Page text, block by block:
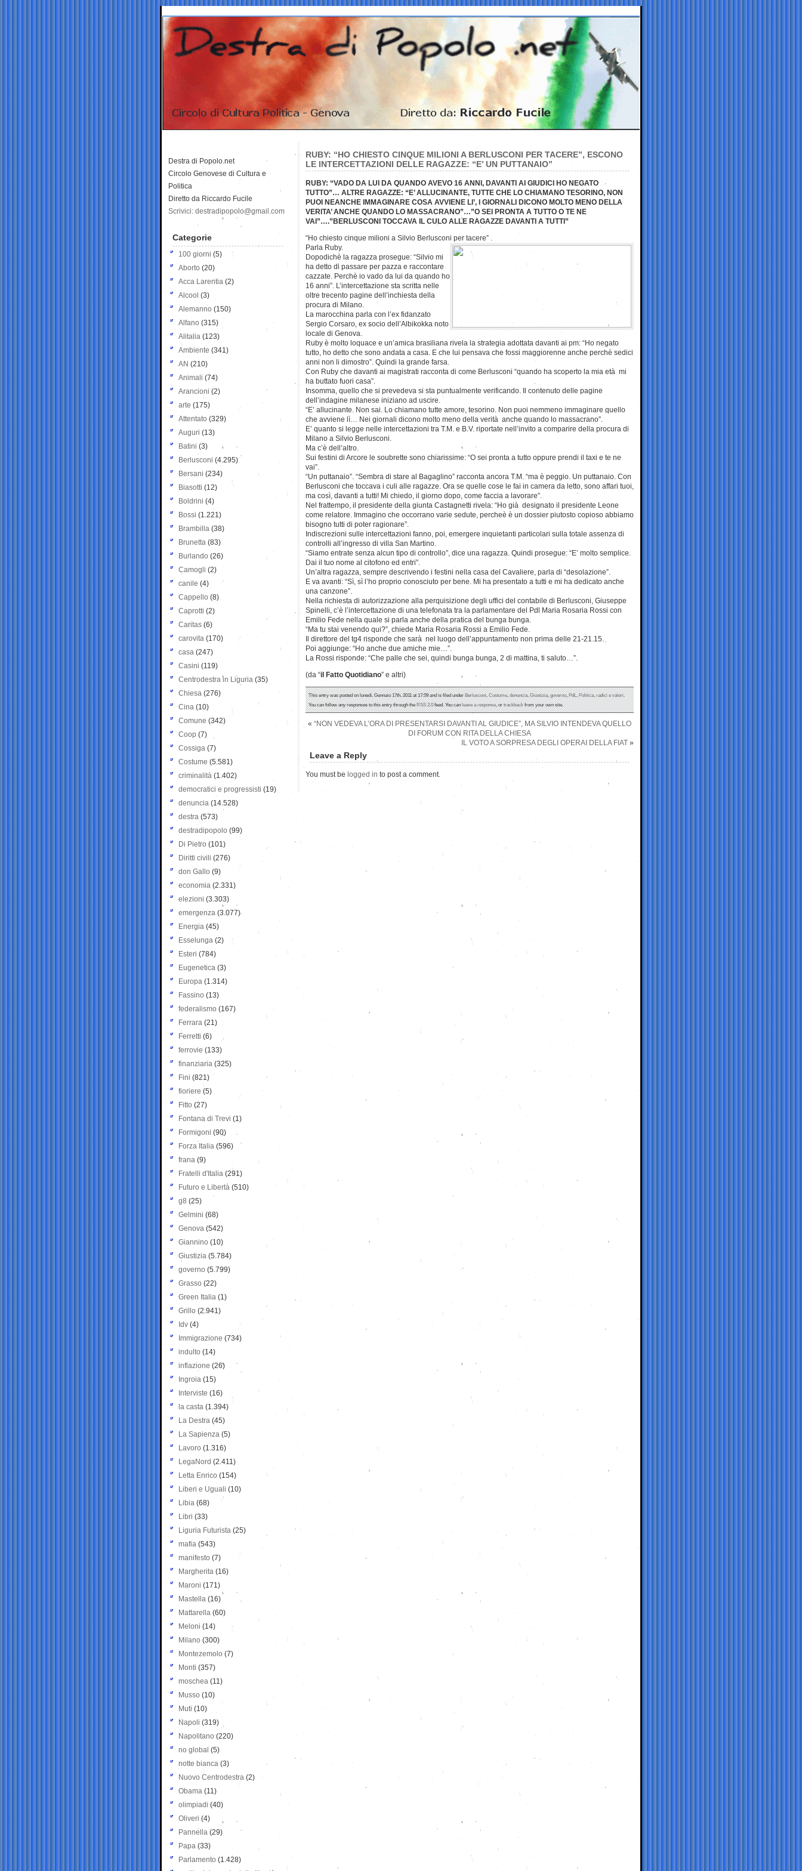
RUBY: “HO CHIESTO CINQUE MILIONI A BERLUSCONI PER TACERE”, ESCONO
LE INTERCETTAZIONI DELLE RAGAZZE: “E’ UN PUTTANAIO”
RUBY: “VADO DA LUI DA QUANDO AVEVO 16 ANNI, DAVANTI AI GIUDICI HO NEGATO
TUTTO”… ALTRE RAGAZZE: “E’ ALLUCINANTE, TUTTE CHE LO CHIAMANO TESORINO, NON
PUOI NEANCHE IMMAGINARE COSA AVVIENE LI’, I GIORNALI DICONO MOLTO MENO DELLA
VERITA’ ANCHE QUANDO LO MASSACRANO”…”O SEI PRONTA A TUTTO O TE NE
VAI”….”BERLUSCONI TOCCAVA IL CULO ALLE RAGAZZE DAVANTI A TUTTI”
“Ho chiesto cinque milioni a Silvio Berlusconi per tacere” .
Parla Ruby.
Dopodichè la ragazza prosegue: “Silvio mi
ha detto di passare per pazza e raccontare
cazzate. Perchè io vado da lui da quando ho
16 anni”. L’intercettazione sta scritta nelle
oltre trecento pagine dell’inchiesta della
procura di Milano.
La marocchina parla con l’ex fidanzato
Sergio Corsaro, ex socio dell’Albikokka noto
locale di Genova.
Ruby è molto loquace e un’amica brasiliana rivela la strategia adottata davanti ai pm: “Ho negato
tutto, ho detto che sono andata a casa. E che lui pensava che fossi maggiorenne anche perchè sedici
anni non li dimostro”. Quindi la grande farsa.
Con Ruby che davanti ai magistrati racconta di come Berlusconi “quando ha scoperto la mia età mi
ha buttato fuori casa”.
Insomma, quello che si prevedeva si sta puntualmente verificando. Il contenuto delle pagine
dell’indagine milanese iniziano ad uscire.
“E’ allucinante. Non sai. Lo chiamano tutte amore, tesorino. Non puoi nemmeno immaginare quello
che avviene lì… Nei giornali dicono molto meno della verità anche quando lo massacrano”.
E’ quanto si legge nelle intercettazioni tra T.M. e B.V. riportate nell’invito a comparire della procura di
Milano a Silvio Berlusconi.
Ma c’è dell’altro.
Sui festini di Arcore le soubrette sono chiarissime: “O sei pronta a tutto oppure prendi il taxi e te ne
vai”.
“Un puttanaio”. “Sembra di stare al Bagaglino” racconta ancora T.M. “ma è peggio. Un puttanaio. Con
Berlusconi che toccava i culi alle ragazze. Ora se quelle cose le fai in camera da letto, sono affari tuoi,
ma così, davanti a tutti! Mi chiedo, il giorno dopo, come faccia a lavorare”.
Nel frattempo, il presidente della giunta Castagnetti rivela: “Ho già designato il presidente Leone
come relatore. Immagino che occorrano varie sedute, percheè è un dossier piutosto copioso abbiamo
bisogno tutti di poter ragionare”.
Indiscrezioni sulle intercettazioni fanno, poi, emergere inquietanti particolari sulla totale assenza di
controlli all’ingresso di villa San Martino.
“Siamo entrate senza alcun tipo di controllo”, dice una ragazza. Quindi prosegue: “E’ molto semplice.
Dai il tuo nome al citofono ed entri”.
Un’altra ragazza, sempre descrivendo i festini nella casa del Cavaliere, parla di “desolazione”.
E va avanti: “Sì, sì l’ho proprio conosciuto per bene. Mi ha presentato a tutti e mi ha dedicato anche
una canzone”.
Nella richiesta di autorizzazione alla perquisizione degli uffici del contabile di Berlusconi, Giuseppe
Spinelli, c’è l’intercettazione di una telefonata tra la parlamentare del Pdl Maria Rosaria Rossi con
Emilio Fede nella quale si parla anche della pratica del bunga bunga.
“Ma tu stai venendo qui?”, chiede Maria Rosaria Rossi a Emilio Fede.
Il direttore del tg4 risponde che sarà nel luogo dell’appuntamento non prima delle 21-21.15.
Poi aggiunge: “Ho anche due amiche mie…”.
La Rossi risponde: “Che palle che sei, quindi bunga bunga, 2 di mattina, ti saluto…”.
(da “il Fatto Quotidiano” e altri)
This entry was posted on lunedì, Gennaio 17th, 2011 at 17:59 and is filed underBerlusconi,Costume,denuncia,Giustizia,governo,PdL,Politica,radici e valori.
You can follow any responses to this entry through theRSS 2.0feed. You canleave a response, ortrackbackfrom your own site.
« “NON VEDEVA L’ORA DI PRESENTARSI DAVANTI AL GIUDICE”, MA SILVIO INTENDEVA QUELLO
DI FORUM CON RITA DELLA CHIESA
IL VOTO A SORPRESA DEGLI OPERAI DELLA FIAT »
Leave a Reply
You must be logged in to post a comment.
Destra di Popolo.net
Circolo Genovese di Cultura e
Politica
Diretto da Riccardo Fucile
Scrivici: destradipopolo@gmail.com
Categorie
100 giorni (5)
Aborto (20)
Acca Larentia (2)
Alcool (3)
Alemanno (150)
Alfano (315)
Alitalia (123)
Ambiente (341)
AN (210)
Animali (74)
Arancioni (2)
arte (175)
Attentato (329)
Auguri (13)
Batini (3)
Berlusconi (4.295)
Bersani (234)
Biasotti (12)
Boldrini (4)
Bossi (1.221)
Brambilla (38)
Brunetta (83)
Burlando (26)
Camogli (2)
canile (4)
Cappello (8)
Caprotti (2)
Caritas (6)
carovita (170)
casa (247)
Casini (119)
Centrodestra in Liguria (35)
Chiesa (276)
Cina (10)
Comune (342)
Coop (7)
Cossiga (7)
Costume (5.581)
criminalità (1.402)
democratici e progressisti (19)
denuncia (14.528)
destra (573)
destradipopolo (99)
Di Pietro (101)
Diritti civili (276)
don Gallo (9)
economia (2.331)
elezioni (3.303)
emergenza (3.077)
Energia (45)
Esselunga (2)
Esteri (784)
Eugenetica (3)
Europa (1.314)
Fassino (13)
federalismo (167)
Ferrara (21)
Ferretti (6)
ferrovie (133)
finanziaria (325)
Fini (821)
fioriere (5)
Fitto (27)
Fontana di Trevi (1)
Formigoni (90)
Forza Italia (596)
frana (9)
Fratelli d'Italia (291)
Futuro e Libertà (510)
g8 (25)
Gelmini (68)
Genova (542)
Giannino (10)
Giustizia (5.784)
governo (5.799)
Grasso (22)
Green Italia (1)
Grillo (2.941)
Idv (4)
Immigrazione (734)
indulto (14)
inflazione (26)
Ingroia (15)
Interviste (16)
la casta (1.394)
La Destra (45)
La Sapienza (5)
Lavoro (1.316)
LegaNord (2.411)
Letta Enrico (154)
Liberi e Uguali (10)
Libia (68)
Libri (33)
Liguria Futurista (25)
mafia (543)
manifesto (7)
Margherita (16)
Maroni (171)
Mastella (16)
Mattarella (60)
Meloni (14)
Milano (300)
Montezemolo (7)
Monti (357)
moschea (11)
Musso (10)
Muti (10)
Napoli (319)
Napolitano (220)
no global (5)
notte bianca (3)
Nuovo Centrodestra (2)
Obama (11)
olimpiadi (40)
Oliveri (4)
Pannella (29)
Papa (33)
Parlamento (1.428)